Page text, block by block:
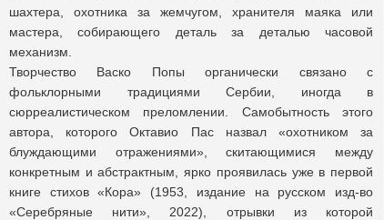
шахтера, охотника за жемчугом, хранителя маяка или
мастера, собирающего деталь за деталью часовой
механизм.
Творчество Васко Попы органически связано с
фольклорными традициями Сербии, иногда в
сюрреалистическом преломлении. Самобытность этого
автора, которого Октавио Пас назвал «охотником за
блуждающими отражениями», скитающимися между
конкретным и абстрактным, ярко проявилась уже в первой
книге стихов «Кора» (1953, издание на русском изд-во
«Серебряные нити», 2022), отрывки из которой